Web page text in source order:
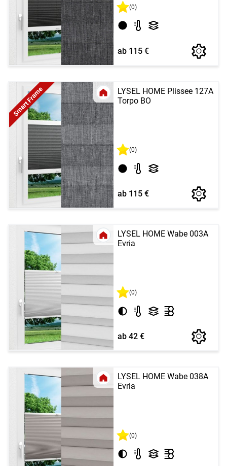
(0)
ab 115 €
LYSEL HOME Plissee 127A
Torpo BO
Smart Frame
(0)
ab 115 €
LYSEL HOME Wabe 003A
Evria
(0)
ab 42 €
LYSEL HOME Wabe 038A
Evria
(0)